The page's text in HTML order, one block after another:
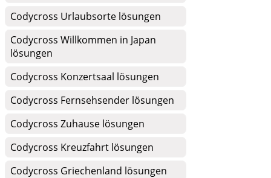
Codycross Urlaubsorte lösungen
Codycross Willkommen in Japan
lösungen
Codycross Konzertsaal lösungen
Codycross Fernsehsender lösungen
Codycross Zuhause lösungen
Codycross Kreuzfahrt lösungen
Codycross Griechenland lösungen